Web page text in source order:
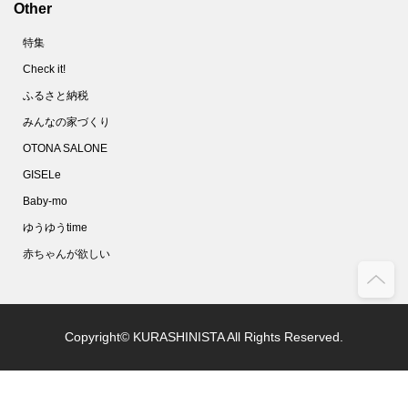
Other
特集
Check it!
ふるさと納税
みんなの家づくり
OTONA SALONE
GISELe
Baby-mo
ゆうゆうtime
赤ちゃんが欲しい
Copyright© KURASHINISTA All Rights Reserved.